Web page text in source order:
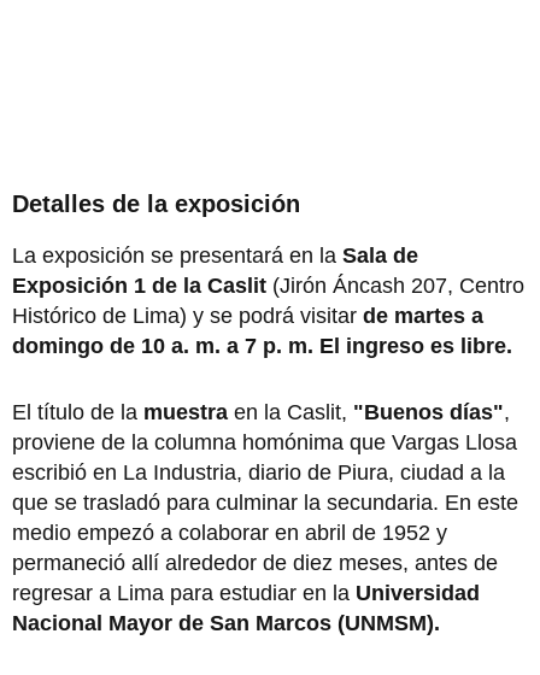
Detalles de la exposición
La exposición se presentará en la Sala de
Exposición 1 de la Caslit (Jirón Áncash 207, Centro
Histórico de Lima) y se podrá visitar de martes a
domingo de 10 a. m. a 7 p. m. El ingreso es libre.
El título de la muestra en la Caslit, "Buenos días",
proviene de la columna homónima que Vargas Llosa
escribió en La Industria, diario de Piura, ciudad a la
que se trasladó para culminar la secundaria. En este
medio empezó a colaborar en abril de 1952 y
permaneció allí alrededor de diez meses, antes de
regresar a Lima para estudiar en la Universidad
Nacional Mayor de San Marcos (UNMSM).